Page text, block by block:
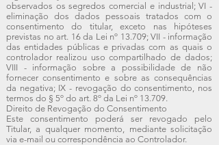
observados os segredos comercial e industrial; VI -
eliminação dos dados pessoais tratados com o
consentimento do titular, exceto nas hipóteses
previstas no art. 16 da Lei nº 13.709; VII - informação
das entidades públicas e privadas com as quais o
controlador realizou uso compartilhado de dados;
VIII - informação sobre a possibilidade de não
fornecer consentimento e sobre as consequências
da negativa; IX - revogação do consentimento, nos
termos do § 5º do art. 8º da Lei nº 13.709.
Direito de Revogação do Consentimento
Este consentimento poderá ser revogado pelo
Titular, a qualquer momento, mediante solicitação
via e-mail ou correspondência ao Controlador.